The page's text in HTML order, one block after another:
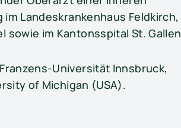
Landeskrankenhaus Feldkirch,
sowie im Kantonsspital St. Gallen
Universität Innsbruck,
of Michigan (USA).